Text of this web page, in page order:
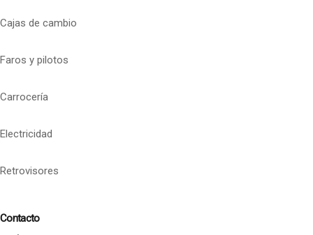
Cajas de cambio
Faros y pilotos
Carrocería
Electricidad
Retrovisores
Contacto